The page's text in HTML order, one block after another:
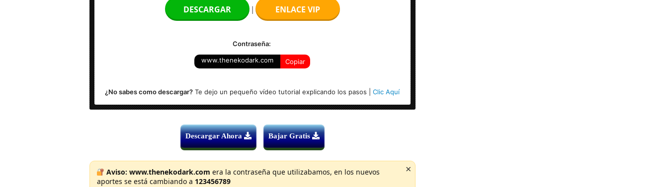
Idioma: Multilenguaje (Español)
Sistema Operativo: Windows (x64-bits)
DESCARGAR | ENLACE VIP
Contraseña:
www.thenekodark.com Copiar
¿No sabes como descargar? Te dejo un pequeño vídeo tutorial explicando los pasos |Clic Aquí
Descargar Ahora Bajar Gratis
Aviso: www.thenekodark.com era la contraseña que utilizabamos, en los nuevos
aportes se está cambiando a 123456789
×